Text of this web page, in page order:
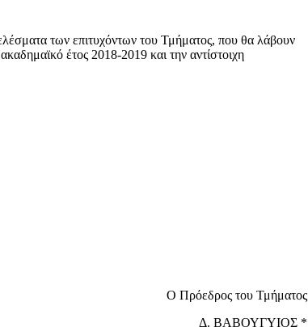
των επιτυχόντων του Τμήματος, που θα λάβουν
έτος 2018-2019 και την αντίστοιχη
Ο Πρόεδρος του Τμήματος
Δ. ΒΑΒΟΥΓΥΙΟΣ *